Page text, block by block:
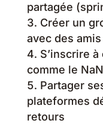
partagée
Créer un
avec des amis
S’inscrire
comme le
Partager
plateformes
retours